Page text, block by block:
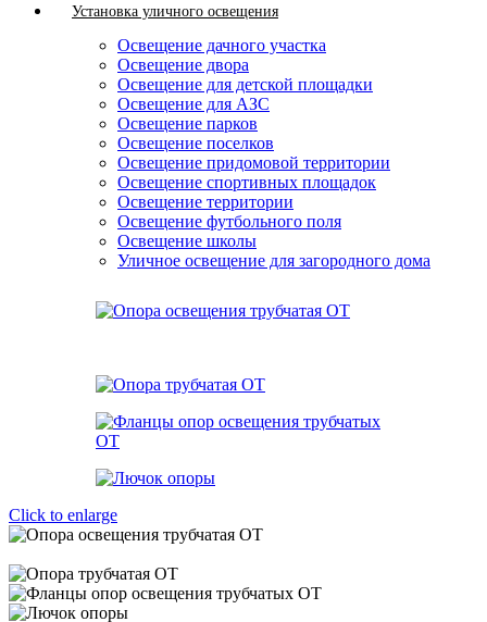
Установка уличного освещения
Освещение дачного участка
Освещение двора
Освещение для детской площадки
Освещение для АЗС
Освещение парков
Освещение поселков
Освещение придомовой территории
Освещение спортивных площадок
Освещение территории
Освещение футбольного поля
Освещение школы
Уличное освещение для загородного дома
Click to enlarge